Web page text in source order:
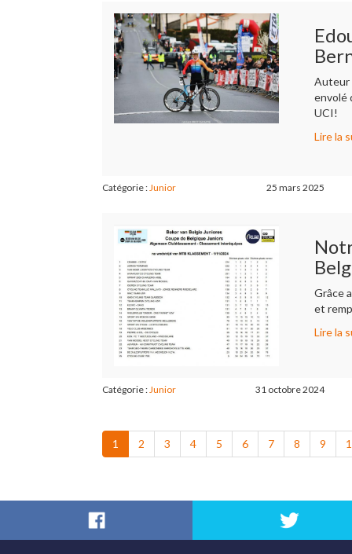
Auteur
envolé
UCI!
Lire la
Catégorie : Junior 25 mars 2025
Grâce
et
Lire la
Catégorie :Junior 31 octobre 2024
1 2 3 4 5 6 7 8 9